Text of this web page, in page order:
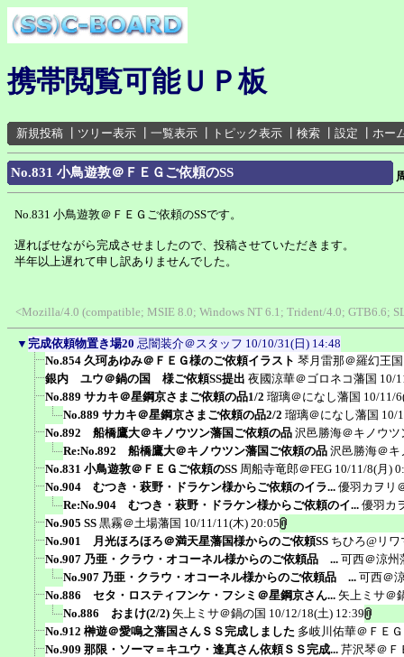
携帯閲覧可能ＵＰ板
新規投稿 ツリー表示 一覧表示 トピック表示 検索 設定 ホー
No.831 小鳥遊敦＠ＦＥＧご依頼のSS
No.831 小鳥遊敦＠ＦＥＧご依頼のSSです。
遅ればせながら完成させましたので、投稿させていただきます。
半年以上遅れて申し訳ありませんでした。
<Mozilla/4.0 (compatible; MSIE 8.0; Windows NT 6.1; Trident/4.0; GTB6.6;
▼ 完成依頼物置き場20 忌闇装介＠スタッフ 10/10/31(日) 14:48
No.854 久珂あゆみ＠ＦＥＧ様のご依頼イラスト 琴月雷那＠羅幻王国
銀内 ユウ＠鍋の国 様ご依頼SS提出 夜國涼華＠ゴロネコ藩国 10/
No.889 サカキ＠星鋼京さまご依頼の品1/2 瑠璃＠になし藩国 10/11/
No.889 サカキ＠星鋼京さまご依頼の品2/2 瑠璃＠になし藩国 10/
No.892 船橋鷹大＠キノウツン藩国ご依頼の品 沢邑勝海＠キノウツ
Re:No.892 船橋鷹大＠キノウツン藩国ご依頼の品 沢邑勝海＠キ
No.831 小鳥遊敦＠ＦＥＧご依頼のSS 周船寺竜郎＠FEG 10/11/8(月)
No.904 むつき・萩野・ドラケン様からご依頼のイラ... 優羽カヲリ
Re:No.904 むつき・萩野・ドラケン様からご依頼のイ... 優羽カ
No.905 SS 黒霧＠土場藩国 10/11/11(木) 20:05
No.901 月光ほろほろ＠満天星藩国様からのご依頼SS ちひろ@リワ
No.907 乃亜・クラウ・オコーネル様からのご依頼品 ... 可西＠涼州
No.907 乃亜・クラウ・オコーネル様からのご依頼品 ... 可西＠
No.886 セタ・ロスティフンケ・フシミ＠星鋼京さん... 矢上ミサ＠
No.886 おまけ(2/2) 矢上ミサ＠鍋の国 10/12/18(土) 12:39
No.912 榊遊＠愛鳴之藩国さんＳＳ完成しました 多岐川佑華＠ＦＥＧ
No.909 那限・ソーマ＝キユウ・逢真さん依頼ＳＳ完成... 芹沢琴＠Ｆ